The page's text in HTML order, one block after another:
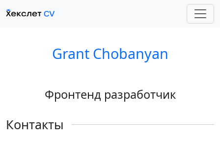
Grant Chobanyan
Фронтенд разработчик
Контакты